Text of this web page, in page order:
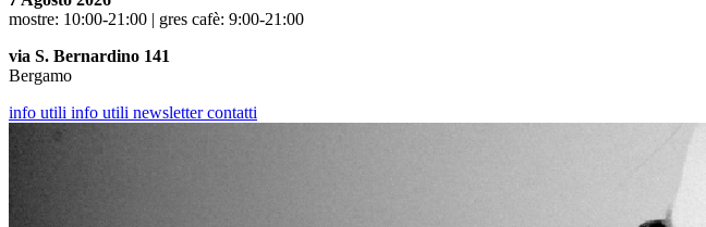
mostre: 10:00-21:00 | gres cafè: 9:00-21:00
via S. Bernardino 141
Bergamo
info utili info utili newslettercontatti